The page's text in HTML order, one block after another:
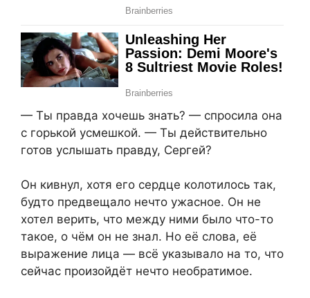
— Ты правда хочешь знать? — спросила она
с горькой усмешкой. — Ты действительно
готов услышать правду, Сергей?
Он кивнул, хотя его сердце колотилось так,
будто предвещало нечто ужасное. Он не
хотел верить, что между ними было что-то
такое, о чём он не знал. Но её слова, её
выражение лица — всё указывало на то, что
сейчас произойдёт нечто необратимое.